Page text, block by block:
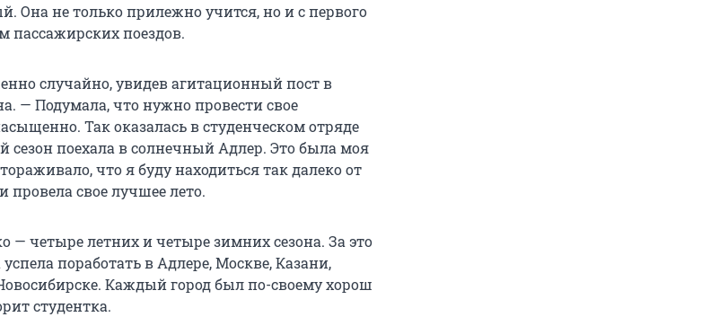
Она не только прилежно учится, но и с первого
пассажирских поездов.
случайно, увидев агитационный пост в
— Подумала, что нужно провести свое
Так оказалась в студенческом отряде
сезон поехала в солнечный Адлер. Это была моя
что я буду находиться так далеко от
провела свое лучшее лето.
четыре летних и четыре зимних сезона. За это
поработать в Адлере, Москве, Казани,
Каждый город был по-своему хорош
студентка.